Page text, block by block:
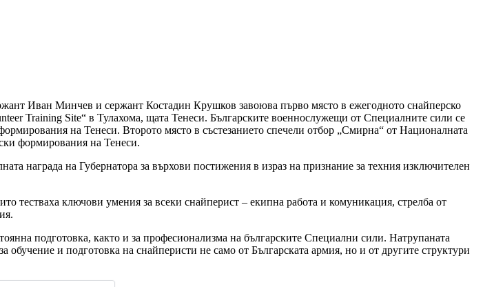
Иван Минчев и сержант Костадин Крушков завоюва първо място в ежегодното снайперско
Training Site“ в Тулахома, щата Тенеси. Българските военнослужещи от Специалните сили се
на Тенеси. Второто място в състезанието спечели отбор „Смирна“ от Националната
формирования на Тенеси.
на Губернатора за върхови постижения в израз на признание за техния изключителен
тестваха ключови умения за всеки снайперист – екипна работа и комуникация, стрелба от
подготовка, както и за професионализма на българските Специални сили. Натрупаната
обучение и подготовка на снайперисти не само от Българската армия, но и от другите структури